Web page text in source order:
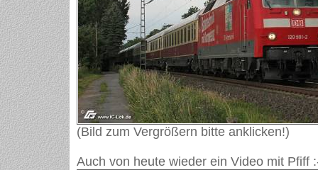
(Bild zum Vergrößern bitte anklicken!)
Auch von heute wieder ein Video mit Pfiff